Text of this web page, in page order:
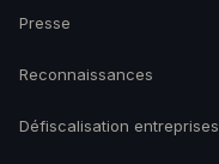
Presse
Reconnaissances
Défiscalisation entreprises